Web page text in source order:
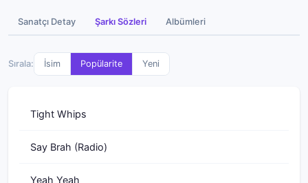
Sanatçı Detay Şarkı Sözleri Albümleri
Sırala: İsim Popülarite Yeni
Tight Whips
Say Brah (Radio)
Yeah Yeah